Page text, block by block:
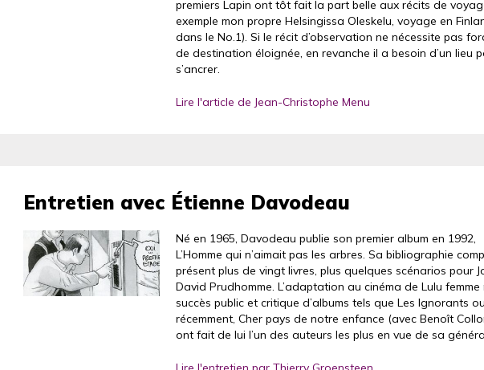
premiers Lapin ont tôt fait la part belle aux récits de
exemple mon propre Helsingissa Oleskelu, voyage en
dans le No.1). Si le récit d’observation ne nécessite pas
de destination éloignée, en revanche il a besoin d’un lieu
s’ancrer.
Lire l'article de Jean-Christophe Menu
Entretien avec Étienne Davodeau
Né en 1965, Davodeau publie son premier album en 1992,
L’Homme qui n’aimait pas les arbres. Sa bibliographie
présent plus de vingt livres, plus quelques scénarios pour
David Prudhomme. L’adaptation au cinéma de Lulu femme
succès public et critique d’albums tels que Les Ignorants
récemment, Cher pays de notre enfance (avec Benoît
ont fait de lui l’un des auteurs les plus en vue de sa